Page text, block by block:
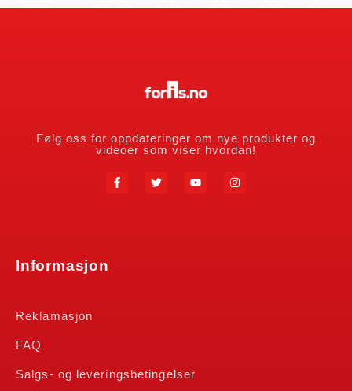
Følg oss for oppdateringer om nye produkter og
videoer som viser hvordan!
Informasjon
Reklamasjon
FAQ
Salgs- og leveringsbetingelser